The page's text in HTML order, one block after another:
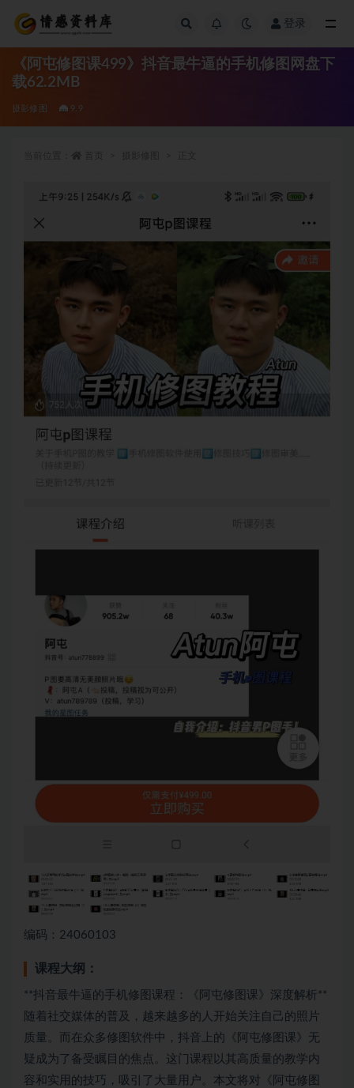
登录
《阿屯修图课499》抖音最牛逼的手机修图网盘下
载62.2MB
摄影修图 9.9
编码：24060103
课程大纲：
**抖音最牛逼的手机修图课程：《阿屯修图课》深度解析**
随着社交媒体的普及，越来越多的人开始关注自己的照片
质量。而在众多修图软件中，抖音上的《阿屯修图课》无
疑成为了备受瞩目的焦点。这门课程以其高质量的教学内
容和实用的技巧，吸引了大量用户。本文将对《阿屯修图